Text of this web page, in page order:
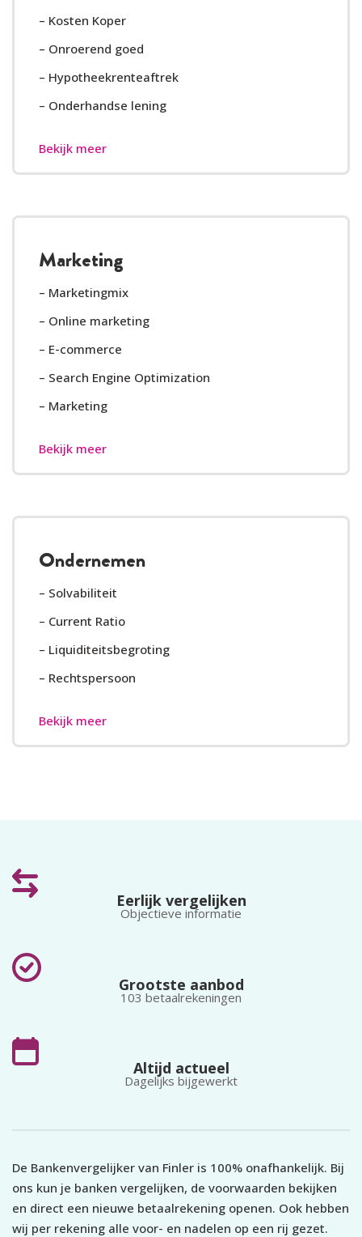
– Kosten Koper
– Onroerend goed
– Hypotheekrenteaftrek
– Onderhandse lening
Bekijk meer
Marketing
– Marketingmix
– Online marketing
– E-commerce
– Search Engine Optimization
– Marketing
Bekijk meer
Ondernemen
– Solvabiliteit
– Current Ratio
– Liquiditeitsbegroting
– Rechtspersoon
Bekijk meer
Eerlijk vergelijken
Objectieve informatie
Grootste aanbod
103 betaalrekeningen
Altijd actueel
Dagelijks bijgewerkt
De Bankenvergelijker van Finler is 100% onafhankelijk. Bij
ons kun je banken vergelijken, de voorwaarden bekijken
en direct een nieuwe betaalrekening openen. Ook hebben
wij per rekening alle voor- en nadelen op een rij gezet.